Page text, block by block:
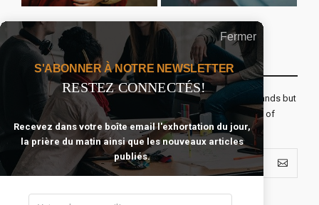
Recevoir Notre Newsletter Chaque Matin
The real voyage of discovery consists not in seeking new lands but
seeing with new eyes. All journeys have secret destinations of
which the traveler is unaware.
Fermer
S'ABONNER À NOTRE NEWSLETTER
RESTEZ CONNECTÉS!
Recevez dans votre boîte email l'exhortation du jour,
la prière du matin ainsi que les nouveaux articles
publiés.